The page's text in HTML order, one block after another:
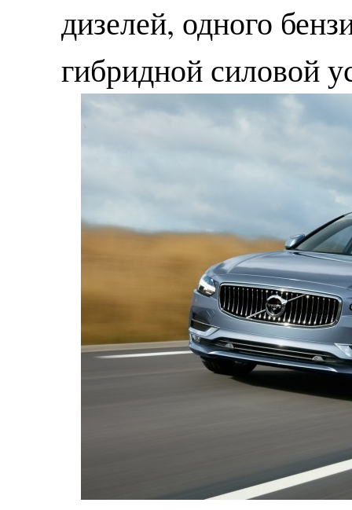
дизелей, одного
гибридной силовой